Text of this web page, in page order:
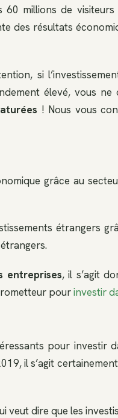
millions de visiteurs
des résultats
si
élevé, vous ne
! Nous vous
grâce au
étrangers
entreprises, il s’agit
pourinvestir
pour investir
il s’agit
veut dire que les